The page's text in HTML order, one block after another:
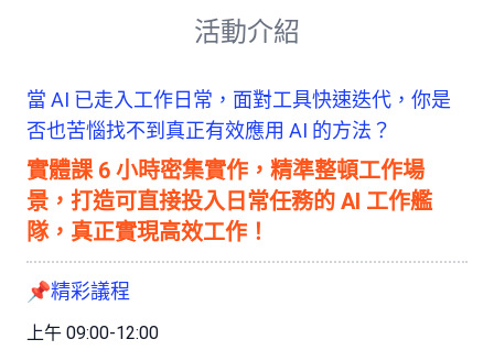
活動介紹
當 AI 已走入工作日常，面對工具快速迭代，你是
否也苦惱找不到真正有效應用 AI 的方法？
實體課 6 小時密集實作，精準整頓工作場
景，打造可直接投入日常任務的 AI 工作艦
隊，真正實現高效工作！
📌精彩議程
上午 09:00-12:00